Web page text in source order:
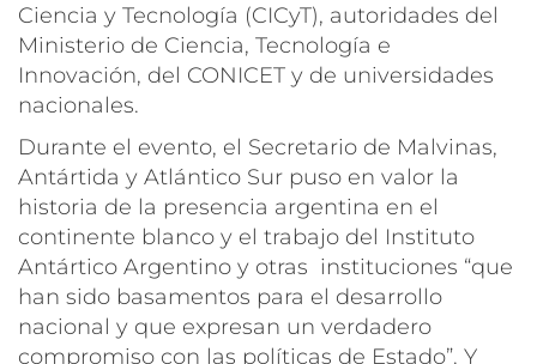
Ciencia y Tecnología (CICyT), autoridades del
Ministerio de Ciencia, Tecnología e
Innovación, del CONICET y de universidades
nacionales.
Durante el evento, el Secretario de Malvinas,
Antártida y Atlántico Sur puso en valor la
historia de la presencia argentina en el
continente blanco y el trabajo del Instituto
Antártico Argentino y otras instituciones “que
han sido basamentos para el desarrollo
nacional y que expresan un verdadero
compromiso con las políticas de Estado”. Y